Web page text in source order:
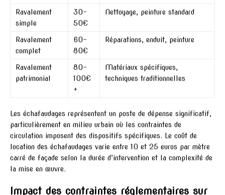
Ravalement
simple
30-
50€
Nettoyage, peinture standard
Ravalement
complet
60-
80€
Réparations, enduit, peinture
Ravalement
patrimonial
80-
100€
+
Matériaux spécifiques,
techniques traditionnelles
Les échafaudages représentent un poste de dépense significatif,
particulièrement en milieu urbain où les contraintes de
circulation imposent des dispositifs spécifiques. Le coût de
location des échafaudages varie entre 10 et 25 euros par mètre
carré de façade selon la durée d’intervention et la complexité de
la mise en œuvre.
Impact des contraintes réglementaires sur